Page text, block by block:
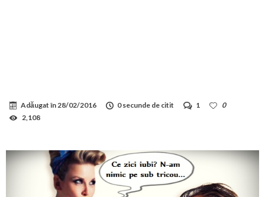
Adăugat în 28/02/2016 0 secunde de citit 1
0
2,108